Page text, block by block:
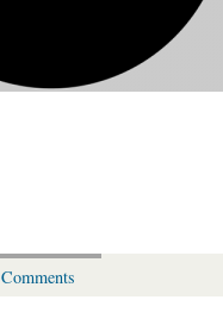
Comments